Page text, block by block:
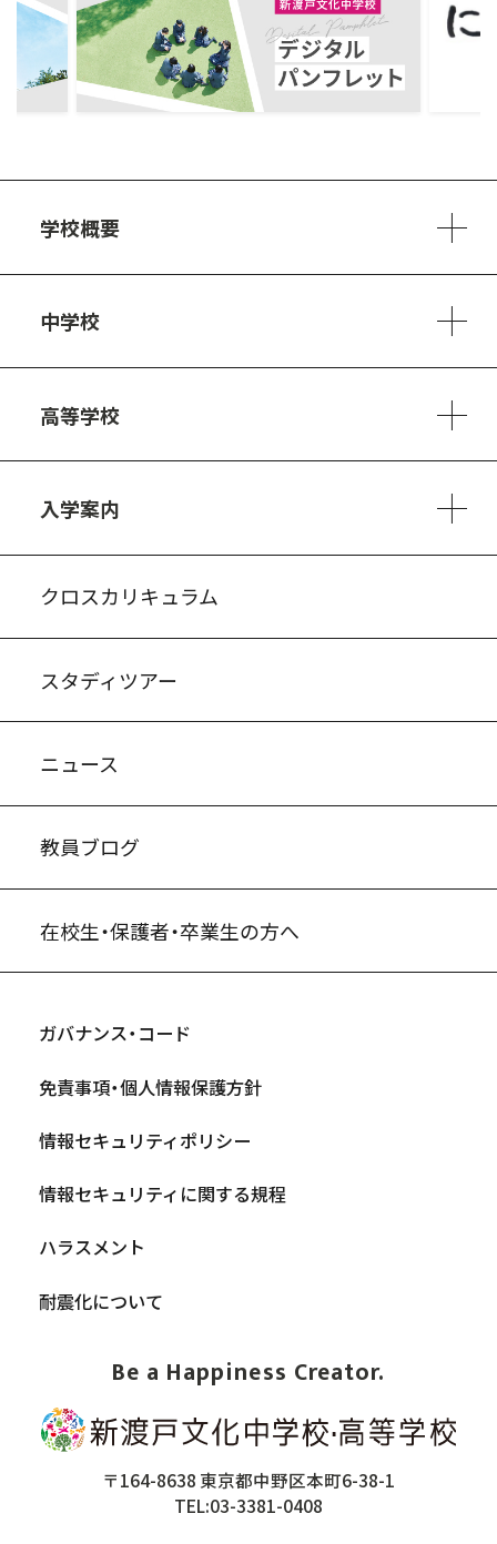
Be a Happiness Creator.
〒164-8638 東京都中野区本町6-38-1
TEL:03-3381-0408
学校概要
中学校
高等学校
入学案内
クロスカリキュラム
スタディツアー
ニュース
教員ブログ
在校生・保護者・卒業生の方へ
ガバナンス・コード
免責事項・個人情報保護方針
情報セキュリティポリシー
情報セキュリティに関する規程
ハラスメント
耐震化について